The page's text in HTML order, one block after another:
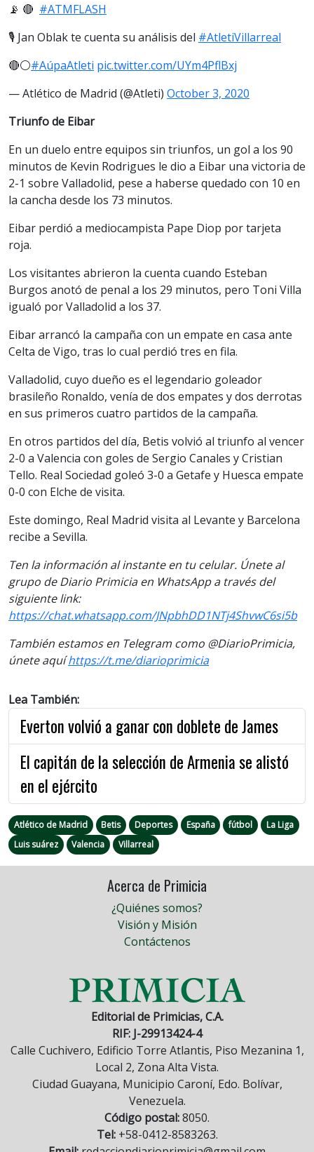
📡 🔴 #ATMFLASH
🎙 Jan Oblak te cuenta su análisis del #AtletiVillarreal
🔴⚪#AúpaAtleti pic.twitter.com/UYm4PflBxj
— Atlético de Madrid (@Atleti) October 3, 2020
Triunfo de Eibar
En un duelo entre equipos sin triunfos, un gol a los 90
minutos de Kevin Rodrigues le dio a Eibar una victoria de
2-1 sobre Valladolid, pese a haberse quedado con 10 en
la cancha desde los 73 minutos.
Eibar perdió a mediocampista Pape Diop por tarjeta
roja.
Los visitantes abrieron la cuenta cuando Esteban
Burgos anotó de penal a los 29 minutos, pero Toni Villa
igualó por Valladolid a los 37.
Eibar arrancó la campaña con un empate en casa ante
Celta de Vigo, tras lo cual perdió tres en fila.
Valladolid, cuyo dueño es el legendario goleador
brasileño Ronaldo, venía de dos empates y dos derrotas
en sus primeros cuatro partidos de la campaña.
En otros partidos del día, Betis volvió al triunfo al vencer
2-0 a Valencia con goles de Sergio Canales y Cristian
Tello. Real Sociedad goleó 3-0 a Getafe y Huesca empate
0-0 con Elche de visita.
Este domingo, Real Madrid visita al Levante y Barcelona
recibe a Sevilla.
Ten la información al instante en tu celular. Únete al
grupo de Diario Primicia en WhatsApp a través del
siguiente link:
https://chat.whatsapp.com/JNpbhDD1NTj4ShvwC6si5b
También estamos en Telegram como @DiarioPrimicia,
únete aquíhttps://t.me/diarioprimicia
Lea También:
Everton volvió a ganar con doblete de James
El capitán de la selección de Armenia se alistó
en el ejército
Atlético de Madrid Betis Deportes España fútbol
La Liga
Luis suárez
Valencia Villarreal
Acerca de Primicia
¿Quiénes somos?
Visión y Misión
Contáctenos
Editorial de Primicias, C.A.
RIF: J-29913424-4
Calle Cuchivero, Edificio Torre Atlantis, Piso Mezanina 1,
Local 2, Zona Alta Vista.
Ciudad Guayana, Municipio Caroní, Edo. Bolívar,
Venezuela.
Código postal:8050.
Tel:+58-0412-8583263.